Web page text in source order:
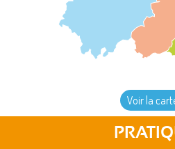
Voir la